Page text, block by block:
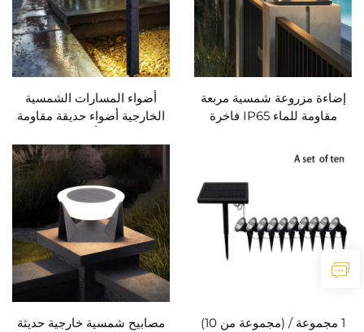
إضاءة مزروعة شمسية مربعة
مقاومة للماء IP65 فاخرة
مناظر طبيعية لمدخل فيلا أو
أضواء المسارات الشمسية
الخارجية أضواء حديقة مقاومة
خارجية مصابيح مناظر طبيعية
للحديقة
1 مجموعة / (مجموعة من 10)
مصابيح شمسية خارجية حديثة